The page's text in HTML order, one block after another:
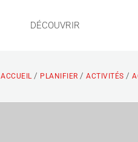
DÉCOUVRIR
ACCUEIL / PLANIFIER / ACTIVITÉS /